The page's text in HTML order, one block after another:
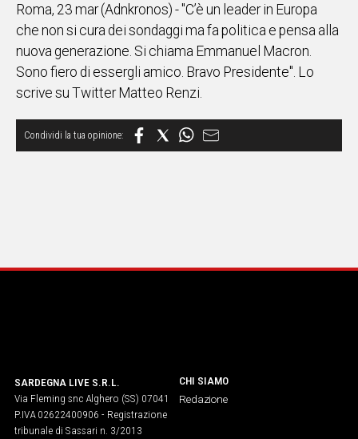
ALTRE
NOTIZIE
POLITICA
IN
ITALIA
NEL
MONDO
AL CANALE
WHATSAPP
Roma, 23 mar (Adnkronos) - "C’è un leader in Europa
che non si cura dei sondaggi ma fa politica e pensa alla
nuova generazione. Si chiama Emmanuel Macron.
Sono fiero di essergli amico. Bravo Presidente". Lo
scrive su Twitter Matteo Renzi.
SARDEGNA LIVE S.R.L.
Via Fleming snc Alghero (SS) 07041
P.IVA 02622400906 - Registrazione
tribunale di Sassari n. 3/2013
CHI SIAMO
Redazione